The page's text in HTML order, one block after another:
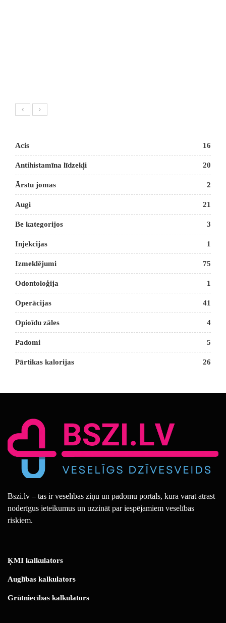
Acis 16
Antihistamīna līdzekļi 20
Ārstu jomas 2
Augi 21
Be kategorijos 3
Injekcijas 1
Izmeklējumi 75
Odontoloģija 1
Operācijas 41
Opioīdu zāles 4
Padomi 5
Pārtikas kalorijas 26
Bszi.lv – tas ir veselības ziņu un padomu portāls, kurā varat atrast
noderīgus ieteikumus un uzzināt par iespējamiem veselības
riskiem.
ĶMI kalkulators
Auglības kalkulators
Grūtniecības kalkulators